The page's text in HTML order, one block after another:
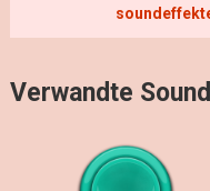
Verwandte